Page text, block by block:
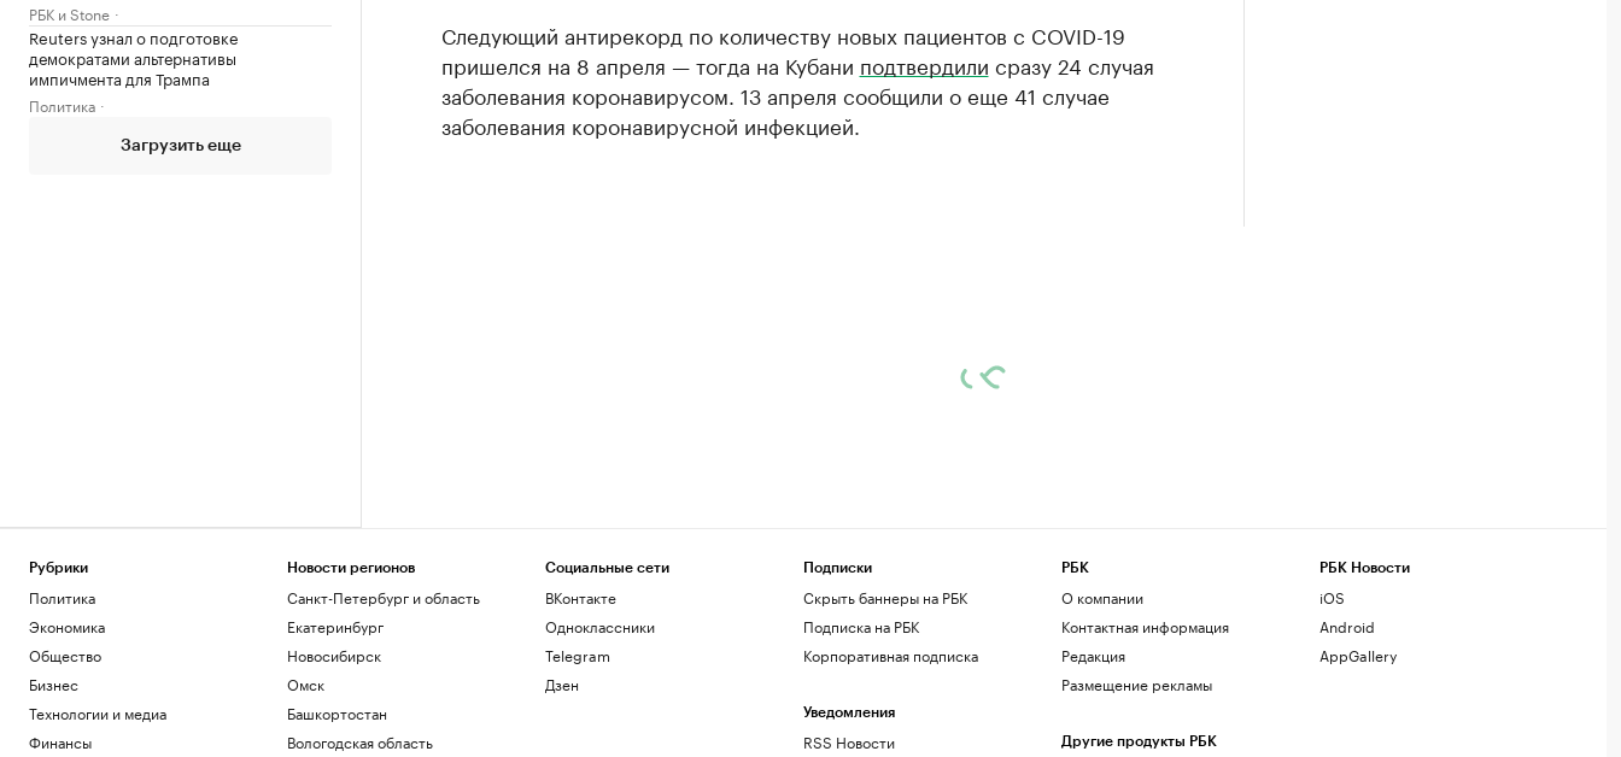
РБК и Stone
Reuters узнал о подготовке
демократами альтернативы
импичмента для Трампа
Политика
Загрузить еще
Следующий антирекорд по количеству новых пациентов с COVID-19
пришелся на 8 апреля — тогда на Кубани подтвердили сразу 24 случая
заболевания коронавирусом. 13 апреля сообщили о еще 41 случае
заболевания коронавирусной инфекцией.
Рубрики
Политика
Экономика
Общество
Бизнес
Технологии и медиа
Финансы
Новости регионов
Санкт-Петербург и область
Екатеринбург
Новосибирск
Омск
Башкортостан
Вологодская область
Социальные сети
ВКонтакте
Одноклассники
Telegram
Дзен
Подписки
Скрыть баннеры на РБК
Подписка на РБК
Корпоративная подписка
Уведомления
RSS Новости
РБК
О компании
Контактная информация
Редакция
Размещение рекламы
Другие продукты РБК
РБК Новости
iOS
Android
AppGallery